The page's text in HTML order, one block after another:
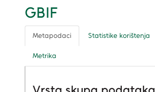
GBIF
Metapodaci Statistike korištenja
Metrika